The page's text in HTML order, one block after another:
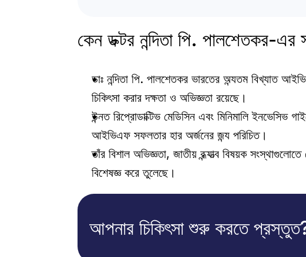
কেন ডক্টর নন্দিতা পি. পালশেতকর-এর
ডাঃ নন্দিতা পি. পালশেতকর ভারতের অন্যতম বিখ্যাত
চিকিৎসা করার দক্ষতা ও অভিজ্ঞতা রয়েছে।
উন্নত রিপ্রোডাক্টিভ মেডিসিন এবং মিনিমালি ইনভেসিভ
আইভিএফ সফলতার হার অর্জনের জন্য পরিচিত।
তাঁর বিশাল অভিজ্ঞতা, জাতীয় বন্ধ্যাত্ব বিষয়ক সংস্থাগুলোতে
বিশেষজ্ঞ করে তুলেছে।
আপনার চিকিৎসা শুরু করতে